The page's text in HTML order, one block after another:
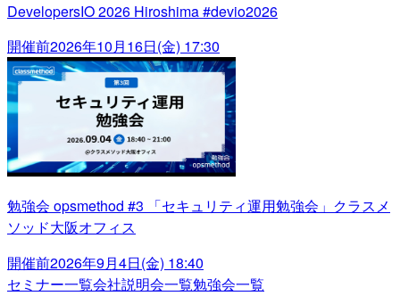
DevelopersIO 2026 Hiroshima #devio2026
開催前2026年10月16日(金) 17:30
勉強会 opsmethod #3 「セキュリティ運用勉強会」クラスメ
ソッド大阪オフィス
開催前2026年9月4日(金) 18:40
セミナー一覧会社説明会一覧勉強会一覧